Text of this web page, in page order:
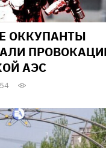
ОККУПАНТЫ
АЭС